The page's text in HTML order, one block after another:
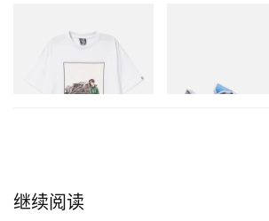
Billionaire Boys Club X Initial
D Cotton T-Shirt 2
继续阅读